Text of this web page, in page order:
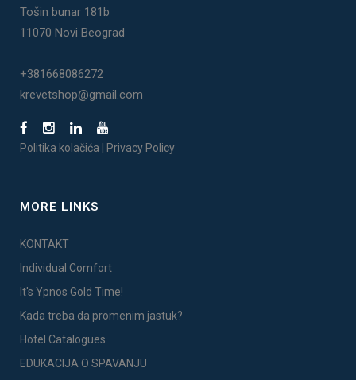
Tošin bunar 181b
11070 Novi Beograd
+381668086272
krevetshop@gmail.com
Politika kolačića Privacy Policy
MORE LINKS
KONTAKT
Individual Comfort
It's Ypnos Gold Time!
Kada treba da promenim jastuk?
Hotel Catalogues
EDUKACIJA O SPAVANJU